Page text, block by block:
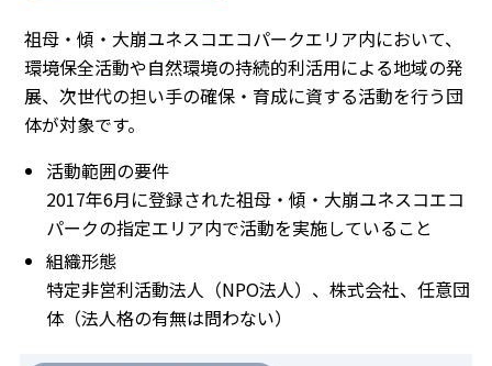
祖母・傾・大崩ユネスコエコパークエリア内において、
環境保全活動や自然環境の持続的利活用による地域の発
展、次世代の担い手の確保・育成に資する活動を行う団
体が対象です。
活動範囲の要件
2017年6月に登録された祖母・傾・大崩ユネスコエコ
パークの指定エリア内で活動を実施していること
組織形態
特定非営利活動法人（NPO法人）、株式会社、任意団
体（法人格の有無は問わない）